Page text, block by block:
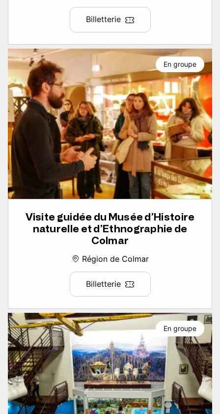
Billetterie
Visite guidée du Musée d’Histoire
naturelle et d’Ethnographie de
Colmar
Région de Colmar
Billetterie
En groupe
En groupe